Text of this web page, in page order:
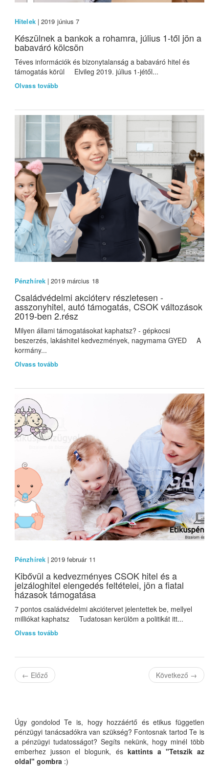
Hitelek| 2019 június 7
Készülnek a bankok a rohamra, július 1-től jön a
babaváró kölcsön
Téves információk és bizonytalanság a babaváró hitel és
támogatás körül Elvileg 2019. július 1-jétől...
Olvass tovább
Pénzhírek| 2019 március 18
Családvédelmi akcióterv részletesen -
asszonyhitel, autó támogatás, CSOK változások
2019-ben 2.rész
Milyen állami támogatásokat kaphatsz? - gépkocsi
beszerzés, lakáshitel kedvezmények, nagymama GYED A
kormány...
Olvass tovább
Pénzhírek| 2019 február 11
Kibővül a kedvezményes CSOK hitel és a
jelzáloghitel elengedés feltételei, jön a fiatal
házasok támogatása
7 pontos családvédelmi akciótervet jelentettek be, mellyel
milliókat kaphatsz Tudatosan kerülöm a politikát itt...
Olvass tovább
← Előző Következő →
Úgy gondolod Te is, hogy hozzáértő és etikus független
pénzügyi tanácsadókra van szükség? Fontosnak tartod Te is
a pénzügyi tudatosságot? Segíts nekünk, hogy minél több
emberhez jusson el blogunk, és kattints a "Tetszik az
oldal" gombra :)